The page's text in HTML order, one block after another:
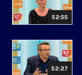
52:55
52:27